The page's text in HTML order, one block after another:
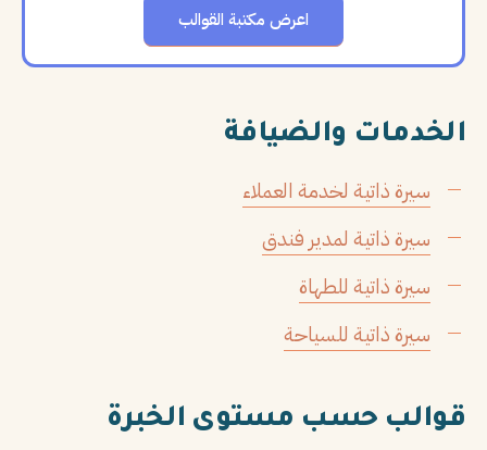
اعرض مكتبة القوالب
الخدمات والضيافة
سيرة ذاتية لخدمة العملاء
سيرة ذاتية لمدير فندق
سيرة ذاتية للطهاة
سيرة ذاتية للسياحة
قوالب حسب مستوى الخبرة